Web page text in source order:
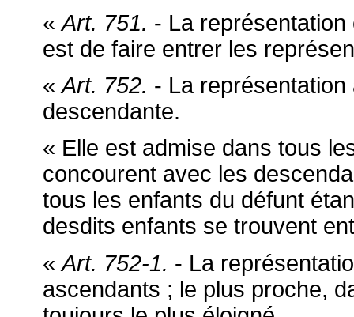
«Art. 751. - La
est de faire entrer les
«Art. 752. - La
descendante.
« Elle est admise dans tous
concourent avec les
tous les enfants du défunt
desdits enfants se trouvent
«Art. 752-1. - La
ascendants ; le plus proche,